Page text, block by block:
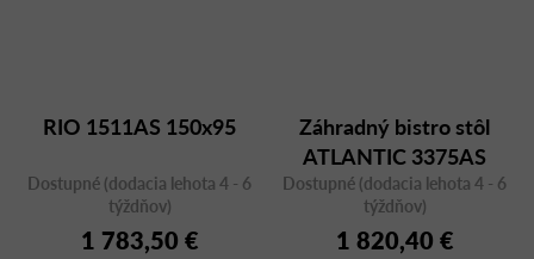
RIO 1511AS 150x95
Dostupné (dodacia lehota 4 - 6
týždňov)
1 783,50 €
Záhradný bistro stôl
ATLANTIC 3375AS
sklápací, 130x80 cm
Dostupné (dodacia lehota 4 - 6
týždňov)
1 820,40 €